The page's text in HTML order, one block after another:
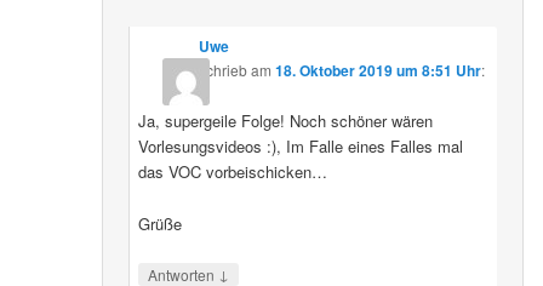
Uwe
schriebam 18. Oktober 2019 um 8:51 Uhr:
Ja, supergeile Folge! Noch schöner wären
Vorlesungsvideos :), Im Falle eines Falles mal
das VOC vorbeischicken…
Grüße
Antworten ↓